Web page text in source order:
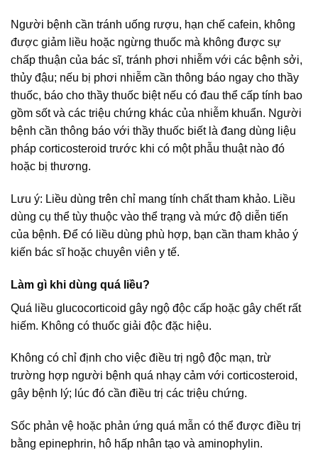
Người bệnh cần tránh uống rượu, hạn chế cafein, không
được giảm liều hoặc ngừng thuốc mà không được sự
chấp thuận của bác sĩ, tránh phơi nhiễm với các bệnh sởi,
thủy đậu; nếu bị phơi nhiễm cần thông báo ngay cho thầy
thuốc, báo cho thầy thuốc biệt nếu có đau thể cấp tính bao
gồm sốt và các triệu chứng khác của nhiễm khuẩn. Người
bệnh cần thông báo với thầy thuốc biết là đang dùng liệu
pháp corticosteroid trước khi có một phẫu thuật nào đó
hoặc bị thương.
Lưu ý: Liều dùng trên chỉ mang tính chất tham khảo. Liều
dùng cụ thể tùy thuộc vào thể trạng và mức độ diễn tiến
của bệnh. Để có liều dùng phù hợp, bạn cần tham khảo ý
kiến bác sĩ hoặc chuyên viên y tế.
Làm gì khi dùng quá liều?
Quá liều glucocorticoid gây ngộ độc cấp hoặc gây chết rất
hiếm. Không có thuốc giải độc đặc hiệu.
Không có chỉ định cho việc điều trị ngộ độc mạn, trừ
trường hợp người bệnh quá nhạy cảm với corticosteroid,
gây bệnh lý; lúc đó cần điều trị các triệu chứng.
Sốc phản vệ hoặc phản ứng quá mẫn có thể được điều trị
bằng epinephrin, hô hấp nhân tạo và aminophylin.